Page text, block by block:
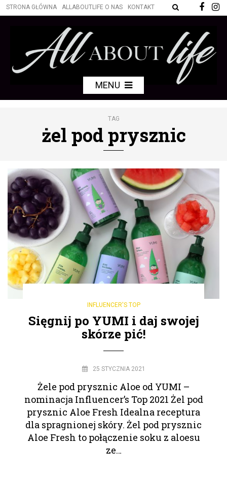
STRONA GŁÓWNA ALLABOUTLIFE O NAS KONTAKT
MENU
TAG
żel pod prysznic
INFLUENCER'S TOP
Sięgnij po YUMI i daj swojej
skórze pić!
25 STYCZNIA 2021
Żele pod prysznic Aloe od YUMI –
nominacja Influencer’s Top 2021 Żel pod
prysznic Aloe Fresh Idealna receptura
dla spragnionej skóry. Żel pod prysznic
Aloe Fresh to połączenie soku z aloesu
ze…